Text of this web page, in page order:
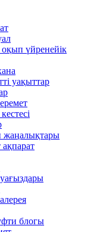
үйренейік
уақыттар
жаңалықтары
блогы